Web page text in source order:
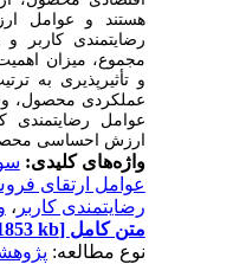
هستند و عوامل
رضایتمندی کاربر و
مجموع، میزان اهمیت
و تأثیرپذیری به
عملکردی محصول،
عوامل رضایتمندی
ارزش احساسی
واژه‌های کلیدی:
عوامل ارتقای
رضایتمندی کاربر،
متن کامل[PDF 1853 kb]
نوع مطالعه: